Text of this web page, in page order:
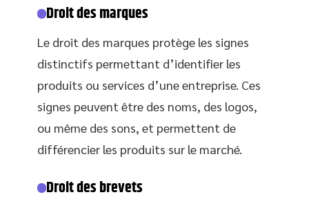
Droit des marques
Le droit des marques protège les signes
distinctifs permettant d’identifier les
produits ou services d’une entreprise. Ces
signes peuvent être des noms, des logos,
ou même des sons, et permettent de
différencier les produits sur le marché.
Droit des brevets